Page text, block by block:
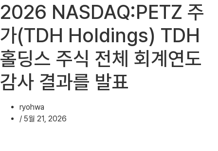
2026 NASDAQ:PETZ 주
가(TDH Holdings) TDH
홀딩스 주식 전체 회계연도
감사 결과를 발표
ryohwa
/ 5월 21, 2026